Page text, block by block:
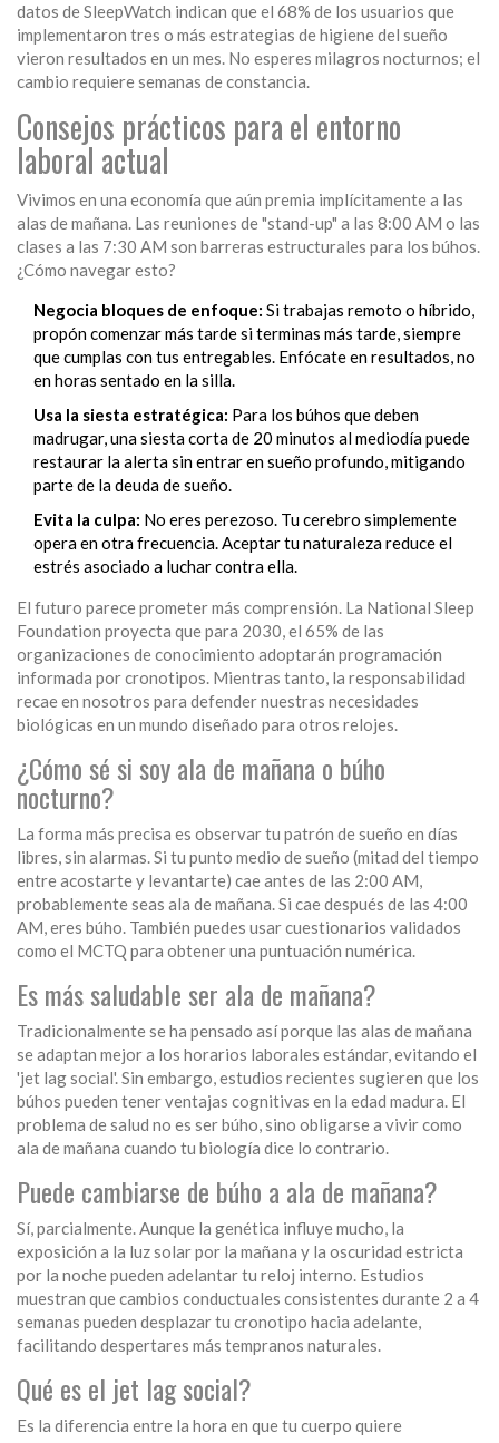
datos de SleepWatch indican que el 68% de los usuarios que
implementaron tres o más estrategias de higiene del sueño
vieron resultados en un mes. No esperes milagros nocturnos; el
cambio requiere semanas de constancia.
Consejos prácticos para el entorno
laboral actual
Vivimos en una economía que aún premia implícitamente a las
alas de mañana. Las reuniones de "stand-up" a las 8:00 AM o las
clases a las 7:30 AM son barreras estructurales para los búhos.
¿Cómo navegar esto?
Negocia bloques de enfoque: Si trabajas remoto o híbrido,
propón comenzar más tarde si terminas más tarde, siempre
que cumplas con tus entregables. Enfócate en resultados, no
en horas sentado en la silla.
Usa la siesta estratégica: Para los búhos que deben
madrugar, una siesta corta de 20 minutos al mediodía puede
restaurar la alerta sin entrar en sueño profundo, mitigando
parte de la deuda de sueño.
Evita la culpa: No eres perezoso. Tu cerebro simplemente
opera en otra frecuencia. Aceptar tu naturaleza reduce el
estrés asociado a luchar contra ella.
El futuro parece prometer más comprensión. La National Sleep
Foundation proyecta que para 2030, el 65% de las
organizaciones de conocimiento adoptarán programación
informada por cronotipos. Mientras tanto, la responsabilidad
recae en nosotros para defender nuestras necesidades
biológicas en un mundo diseñado para otros relojes.
¿Cómo sé si soy ala de mañana o búho
nocturno?
La forma más precisa es observar tu patrón de sueño en días
libres, sin alarmas. Si tu punto medio de sueño (mitad del tiempo
entre acostarte y levantarte) cae antes de las 2:00 AM,
probablemente seas ala de mañana. Si cae después de las 4:00
AM, eres búho. También puedes usar cuestionarios validados
como el MCTQ para obtener una puntuación numérica.
Es más saludable ser ala de mañana?
Tradicionalmente se ha pensado así porque las alas de mañana
se adaptan mejor a los horarios laborales estándar, evitando el
'jet lag social'. Sin embargo, estudios recientes sugieren que los
búhos pueden tener ventajas cognitivas en la edad madura. El
problema de salud no es ser búho, sino obligarse a vivir como
ala de mañana cuando tu biología dice lo contrario.
Puede cambiarse de búho a ala de mañana?
Sí, parcialmente. Aunque la genética influye mucho, la
exposición a la luz solar por la mañana y la oscuridad estricta
por la noche pueden adelantar tu reloj interno. Estudios
muestran que cambios conductuales consistentes durante 2 a 4
semanas pueden desplazar tu cronotipo hacia adelante,
facilitando despertares más tempranos naturales.
Qué es el jet lag social?
Es la diferencia entre la hora en que tu cuerpo quiere